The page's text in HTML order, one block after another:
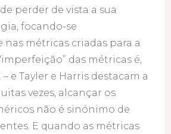
perder de vista a sua
focando-se
nas métricas criadas para a
das métricas é,
e Tayler e Harris destacam a
vezes, alcançar os
não é sinónimo de
E quando as métricas